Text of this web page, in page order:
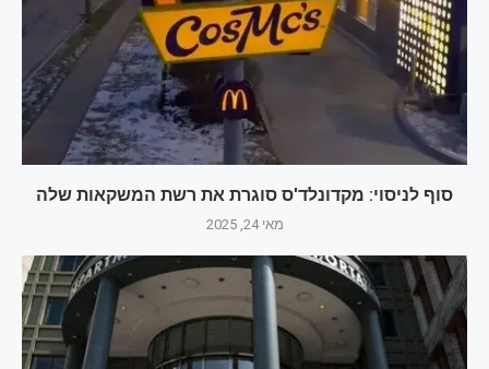
סוף לניסוי: מקדונלד'ס סוגרת את רשת המשקאות שלה
מאי 24, 2025